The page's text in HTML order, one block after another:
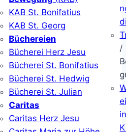
KAB St. Bonifatius
KAB St. Georg
Büchereien
Bücherei Herz Jesu
Bücherei St. Bonifatius
Bücherei St. Hedwig
Bücherei St. Julian
Caritas
Caritas Herz Jesu
/